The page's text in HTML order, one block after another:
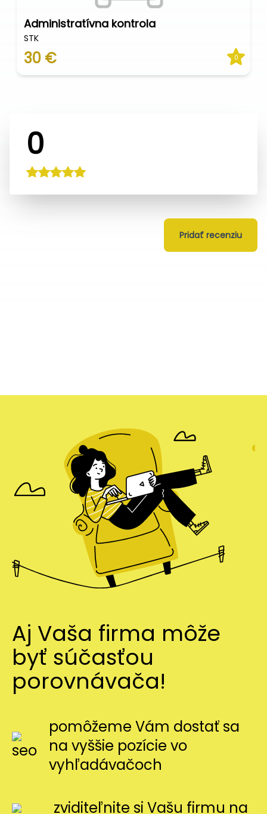
Administratívna kontrola
STK
30 € 0
0
Pridať recenziu
Aj Vaša firma môže
byť súčasťou
porovnávača!
pomôžeme Vám dostať sa
na vyššie pozície vo
vyhľadávačoch
zviditeľnite si Vašu firmu na